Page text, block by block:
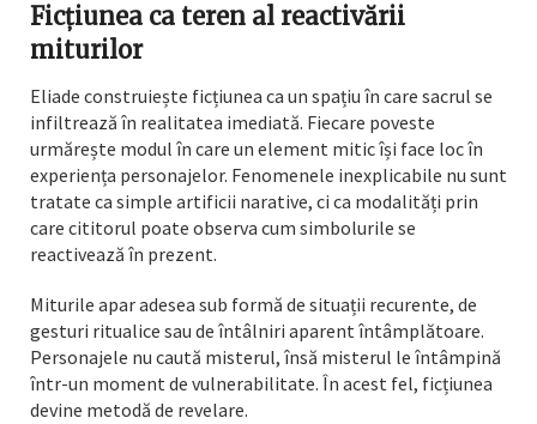
Ficțiunea ca teren al reactivării
miturilor
Eliade construiește ficțiunea ca un spațiu în care sacrul se
infiltrează în realitatea imediată. Fiecare poveste
urmărește modul în care un element mitic își face loc în
experiența personajelor. Fenomenele inexplicabile nu sunt
tratate ca simple artificii narative, ci ca modalități prin
care cititorul poate observa cum simbolurile se
reactivează în prezent.
Miturile apar adesea sub formă de situații recurente, de
gesturi ritualice sau de întâlniri aparent întâmplătoare.
Personajele nu caută misterul, însă misterul le întâmpină
într-un moment de vulnerabilitate. În acest fel, ficțiunea
devine metodă de revelare.